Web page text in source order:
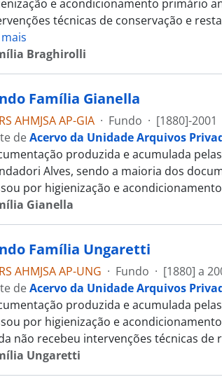
e acondicionamento primário
técnicas de conservação e
Braghirolli
Família Gianella
AHMJSA AP-GIA · Fundo · [1880]-2001
deAcervo da Unidade Arquivos
produzida e acumulada
Alves, sendo a maioria dos
por higienização e
Gianella
Família Ungaretti
AHMJSA AP-UNG · Fundo · [1880] a
deAcervo da Unidade Arquivos
produzida e acumulada
por higienização e
não recebeu intervenções técnicas
Ungaretti